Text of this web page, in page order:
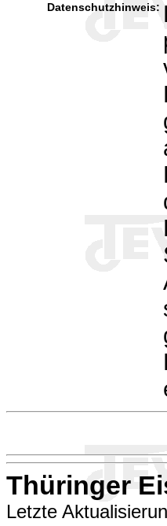
Datenschutzhinweis:
Thüringer
Letzte